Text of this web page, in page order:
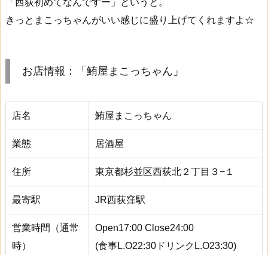
きっとまこっちゃんがいい感じに盛り上げてくれますよ☆
お店情報：「鮪屋まこっちゃん」
店名 鮪屋まこっちゃん
業態 居酒屋
住所 東京都杉並区西荻北２丁目３−１
最寄駅 JR西荻窪駅
営業時間（通常
時）
Open17:00 Close24:00
(食事L.O22:30ドリンクL.O23:30)